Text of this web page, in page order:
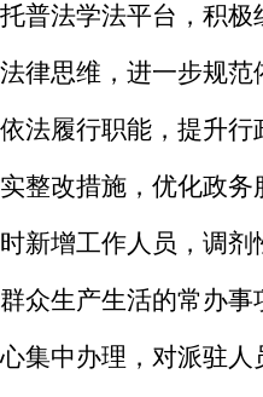
普法学法平台，积
律思维，进一步规范
依法履行职能，提升
整改措施，优化政
新增工作人员，调
众生产生活的常办
集中办理，对派驻